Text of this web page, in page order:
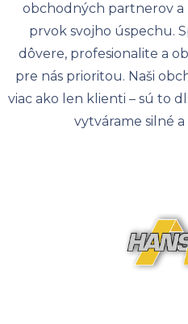
obchodných partnerov a
prvok svojho úspechu.
dôvere, profesionalite a
pre nás prioritou. Naši
viac ako len klienti – sú to
vytvárame silné